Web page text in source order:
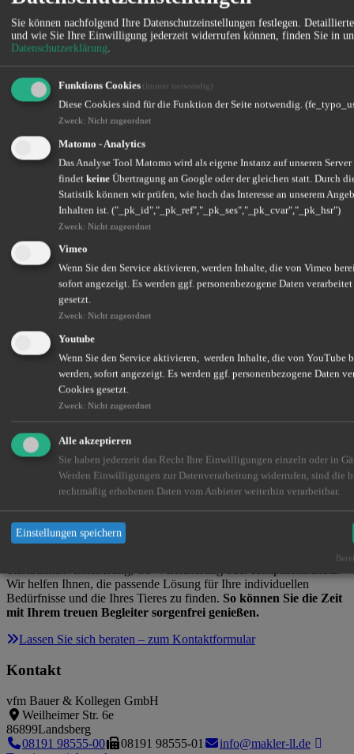
3. Tierhalterhaftpflicht – Schutz vor
Schadensansprüchen
Bild-ID: 2435152245 Urheberrecht: Rita_Kochmarjova
Besonders für Hunde oder Pferde ist die
Tierhalterhaftpflichtversicherung unverzichtbar. Sie schützt Sie,
wenn Ihr Tier Dritten Personen- oder Sachschäden zufügt. Ein
Hund, der einen Fahrradfahrer zu Fall bringt, oder ein Pferd, das
einen Zaun beschädigt, kann schnell hohe Schadensforderungen
nach sich ziehen.
Übernahme der Kosten bei Personen- und Sachschäden und
daraus resultierenden Vermögensschäden.
Rechtliche Unterstützung bei der Abwehr
von ungerechtfertigten Ansprüchen.
4. Vorsicht bei exotischen Tieren
Bild-ID: 2364544539 Urheberrecht: Ricky kuo
Für Kleintiere wie Kaninchen oder Meerschweinchen gibt es meist
keine speziellen Tierversicherungen, da die Behandlungskosten oft
überschaubar sind. Exotische Tiere wie Reptilien oder Papageien
Rücklagen zu bilden oder sich bei spezialisierten Versicherern nach
passenden Tarifen zu erkundigen.
Fazit: Absicherung für ein sorgenfreies
Eine Tierversicherung gibt Ihnen die Sicherheit, immer das Beste für
Wir helfen Ihnen, die passende Lösung für Ihre individuellen
Bedürfnisse und die Ihres Tieres zu finden. So können Sie die Zeit
mit Ihrem treuen Begleiter sorgenfrei genießen.
Lassen Sie sich beraten – zum Kontaktformular
Kontakt
vfm Bauer & Kollegen GmbH
Weilheimer Str. 6e
86899Landsberg
08191 98555-00
08191 98555-01
info@makler-ll.de
Sie können nachfolgend Ihre Datenschutzeinstellungen festlegen.
und wie Sie Ihre Einwilligung jederzeit widerrufen können, finden Sie in
Datenschutzerklärung.
Funktions Cookies (immer notwendig)
Diese Cookies sind für die Funktion der Seite notwendig.
Zweck: Nicht zugeordnet
Matomo - Analytics
Das Analyse Tool Matomo wird als eigene Instanz auf unseren
findet keine Übertragung an Google oder der gleichen statt. Durch
Statistik können wir prüfen, wie hoch das Interesse an unserem
Inhalten ist. ("_pk_id","_pk_ref","_pk_ses","_pk_cvar","_pk_hsr")
Zweck: Nicht zugeordnet
Vimeo
Wenn Sie den Service aktivieren, werden Inhalte, die von Vimeo
sofort angezeigt. Es werden ggf. personenbezogene Daten
gesetzt.
Zweck: Nicht zugeordnet
Youtube
Wenn Sie den Service aktivieren, werden Inhalte, die von YouTube
werden, sofort angezeigt. Es werden ggf. personenbezogene Daten
Cookies gesetzt.
Zweck: Nicht zugeordnet
Alle akzeptieren
Sie haben jederzeit das Recht Ihre Einwilligungen einzeln oder in
Werden Einwilligungen zur Datenverarbeitung widerrufen, sind die
rechtmäßig erhobenen Daten vom Anbieter weiterhin verarbeitbar.
Einstellungen speichern